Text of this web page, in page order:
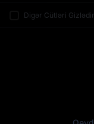
Digər Cütləri